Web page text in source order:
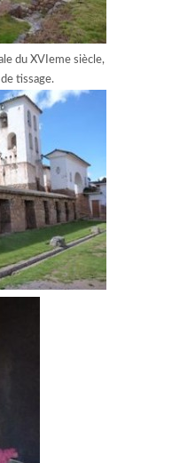
du XVIeme siècle,
tissage.